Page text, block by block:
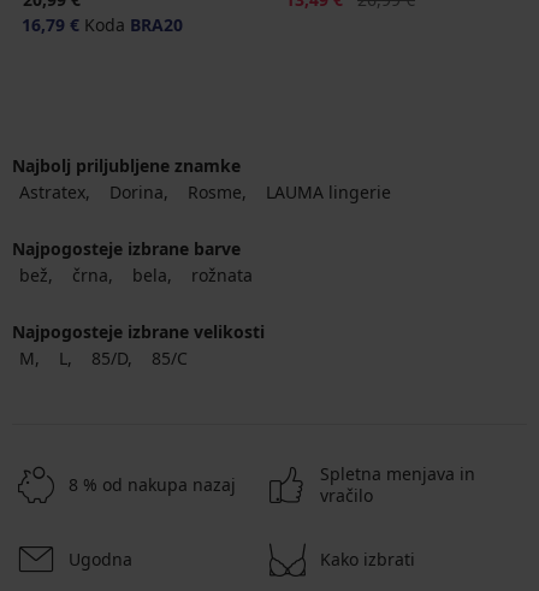
16,79 € Koda BRA20
Najbolj priljubljene znamke
Astratex
Dorina Rosme LAUMA lingerie
Najpogosteje izbrane barve
bež
črna bela rožnata
Najpogosteje izbrane velikosti
M
L 85/D 85/C
8 % od nakupa nazaj
Spletna menjava in
vračilo
Ugodna Kako izbrati